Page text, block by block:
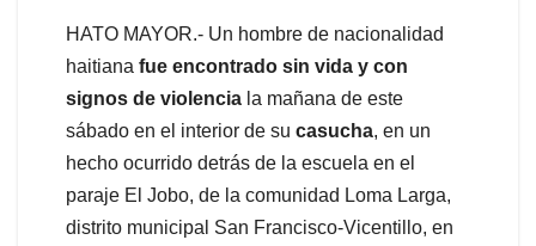
HATO MAYOR.- Un hombre de nacionalidad
haitiana fue encontrado sin vida y con
signos de violencia la mañana de este
sábado en el interior de su casucha, en un
hecho ocurrido detrás de la escuela en el
paraje El Jobo, de la comunidad Loma Larga,
distrito municipal San Francisco-Vicentillo, en